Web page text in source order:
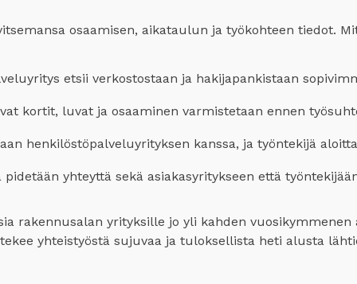
osaamisen, aikataulun ja työkohteen tiedot.
etsii verkostostaan ja hakijapankistaan
kortit, luvat ja osaaminen varmistetaan ennen
henkilöstöpalveluyrityksen kanssa, ja työntekijä
pidetään yhteyttä sekä asiakasyritykseen että
rakennusalan yrityksille jo yli kahden
yhteistyöstä sujuvaa ja tuloksellista heti alusta